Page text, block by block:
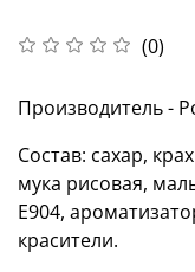
(0)
Производитель -
Состав: сахар,
мука рисовая,
E904,
красители.